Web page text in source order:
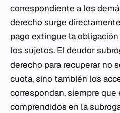
correspondiente a los
derecho surge
pago extingue la
los sujetos. El deudor
derecho para recuperar no
cuota, sino también los
correspondan, siempre
comprendidos en la